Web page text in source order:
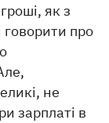
як з
говорити про
не
зарплаті в